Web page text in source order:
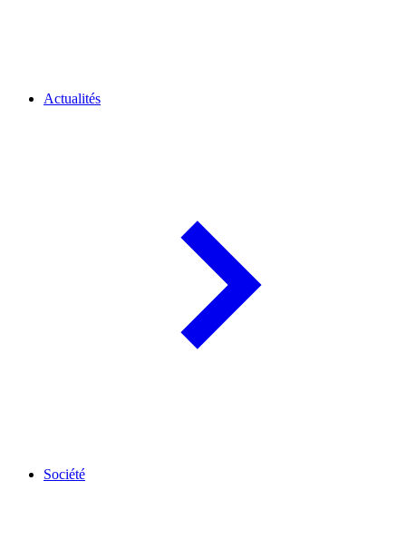
Actualités
Société